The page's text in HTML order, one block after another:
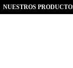
NUESTROS